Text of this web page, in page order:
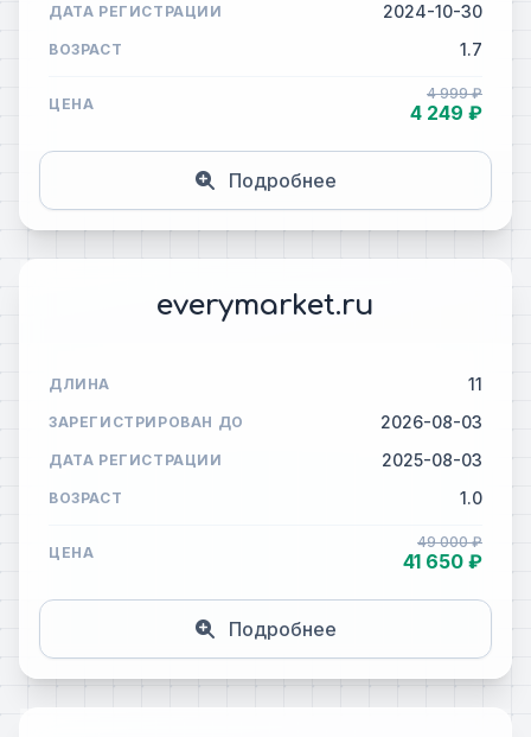
ДАТА РЕГИСТРАЦИИ 2024-10-30
ВОЗРАСТ 1.7
ЦЕНА
4 999 ₽
4 249 ₽
Подробнее
everymarket.ru
ДЛИНА 11
ЗАРЕГИСТРИРОВАН ДО 2026-08-03
ДАТА РЕГИСТРАЦИИ 2025-08-03
ВОЗРАСТ 1.0
ЦЕНА
49 000 ₽
41 650 ₽
Подробнее